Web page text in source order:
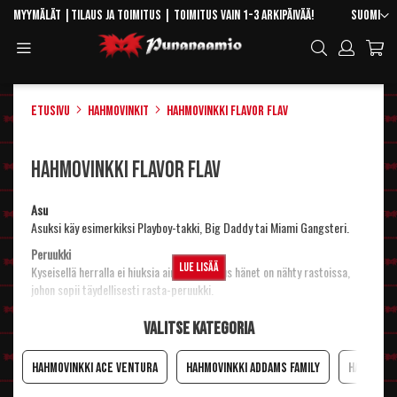
Skip
Content
Kieli
Suomi
Myymälät Tilaus ja toimitus | Toimitus vain 1-3 arkipäivää!
Hae
Etusivu Hahmovinkit Hahmovinkki Flavor Flav
Hahmovinkki Flavor Flav
Asu
Asuksi käy esimerkiksiPlayboy-takki Big DaddytaiMiami Gangsteri
Peruukki
Kyseisellä herralla ei hiuksia aina ole. Joskus hänet on nähty rastoissa,
johon sopii täydellisestirasta-peruukki
hammaslakkakaikkiin hampaisiin! Ihon värin saat
oikeansävyisellämeikkivoiteella tuunattua hieman tummemmaksi, jos
sitä ei omasta takaa ole. Muista puuteroida lopputulos!
Lue lisää
Valitse kategoria
Hahmovinkki Ace Ventura Hahmovinkki Addams Family